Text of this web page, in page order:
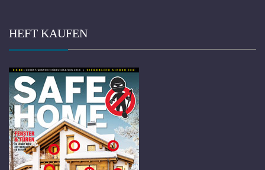
HEFT KAUFEN